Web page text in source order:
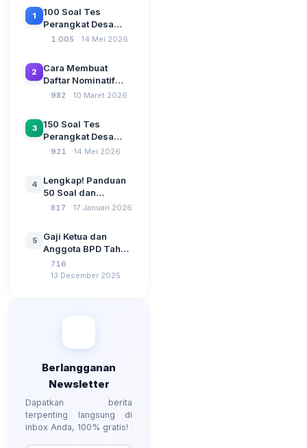
1
100 Soal Tes
Perangkat Desa
Terbaru 2026
CAT Berbasis UU
Desa No. 3 Tahun
2024
1.005 14 Mei 2026
2
Cara Membuat
Daftar Nominatif
Siltap di Aplikasi
SPP Pencairan
Dana Desa
982 10 Maret 2026
3
150 Soal Tes
Perangkat Desa
2026: Administrasi
Kebangsaan, dan
Komputer Beserta
Jawaban Paling
921 14 Mei 2026
4
Lengkap! Panduan
50 Soal dan
Jawaban Tes
Berdasarkan UU No
3 Tahun 2024
817 17 Januari 2026
5
Gaji Ketua dan
Anggota BPD Tahun
2026, Berapa
Besarannya? Ada
716
13 Desember 2025
Berlangganan
Newsletter
Dapatkan berita
terpenting langsung di
inbox Anda, 100% gratis!